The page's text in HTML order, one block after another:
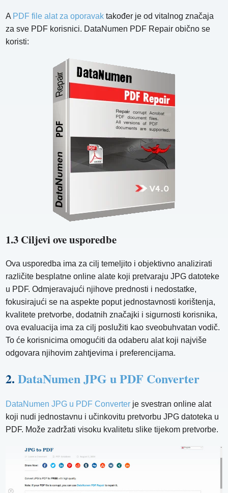
A PDF file alat za oporavak također je od vitalnog značaja
za sve PDF korisnici. DataNumen PDF Repair obično se
koristi:
1.3 Ciljevi ove usporedbe
Ova usporedba ima za cilj temeljito i objektivno analizirati
različite besplatne online alate koji pretvaraju JPG datoteke
u PDF. Odmjeravajući njihove prednosti i nedostatke,
fokusirajući se na aspekte poput jednostavnosti korištenja,
kvalitete pretvorbe, dodatnih značajki i sigurnosti korisnika,
ova evaluacija ima za cilj poslužiti kao sveobuhvatan vodič.
To će korisnicima omogućiti da odaberu alat koji najviše
odgovara njihovim zahtjevima i preferencijama.
2.DataNumen JPG u PDF Converter
DataNumen JPG u PDF Converter je svestran online alat
koji nudi jednostavnu i učinkovitu pretvorbu JPG datoteka u
PDF. Može zadržati visoku kvalitetu slike tijekom pretvorbe.